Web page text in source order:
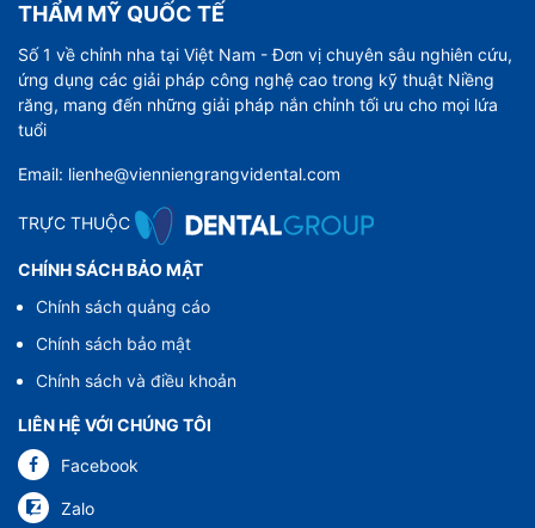
THẨM MỸ QUỐC TẾ
Số 1 về chỉnh nha tại Việt Nam - Đơn vị chuyên sâu nghiên cứu,
ứng dụng các giải pháp công nghệ cao trong kỹ thuật Niềng
răng, mang đến những giải pháp nắn chỉnh tối ưu cho mọi lứa
tuổi
Email: lienhe@vienniengrangvidental.com
TRỰC THUỘC
CHÍNH SÁCH BẢO MẬT
Chính sách quảng cáo
Chính sách bảo mật
Chính sách và điều khoản
LIÊN HỆ VỚI CHÚNG TÔI
Facebook
Zalo